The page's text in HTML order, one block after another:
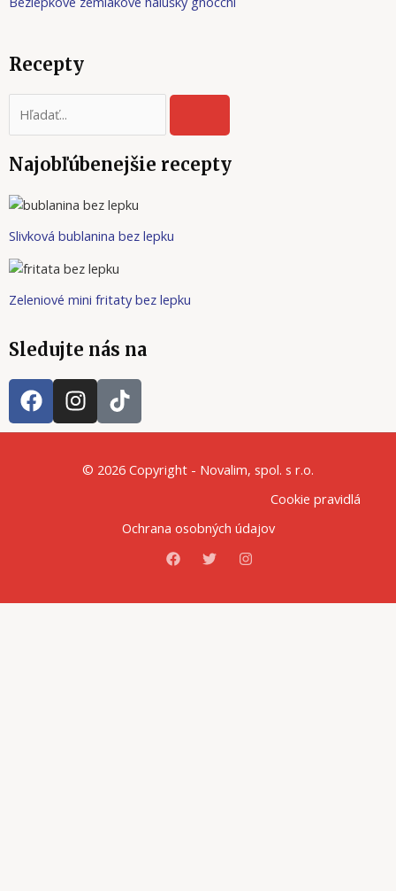
Recepty
SEARCH
Najobľúbenejšie recepty
Slivková bublanina bez lepku
Zeleniové mini fritaty bez lepku
Sledujte nás na
F
a
c
I
n
s
a
T
i
k
o
© 2026 Copyright - Novalim, spol. s r.o.
Cookie pravidlá
Ochrana osobných údajov